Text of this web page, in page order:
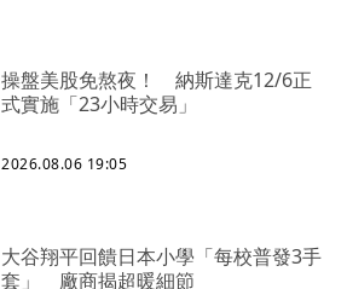
操盤美股免熬夜！ 納斯達克12/6正
式實施「23小時交易」
2026.08.06 19:05
大谷翔平回饋日本小學「每校普發3手
套」 廠商揭超暖細節